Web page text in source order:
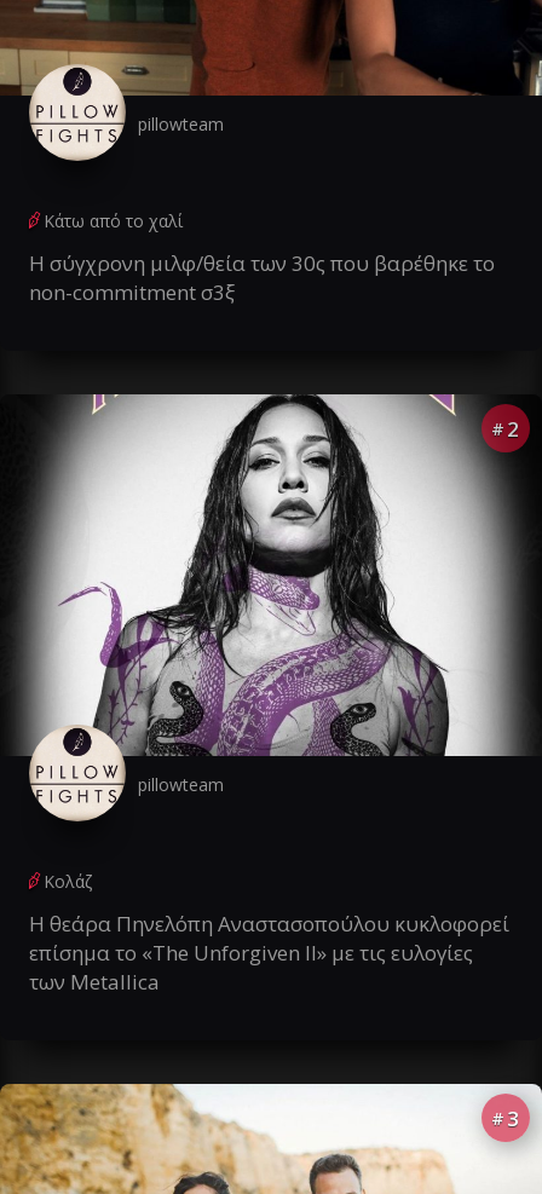
pillowteam
Κάτω από το χαλί
Η σύγχρονη μιλφ/θεία των 30ς που βαρέθηκε το
non-commitment σ3ξ
# 2
pillowteam
Κολάζ
Η θεάρα Πηνελόπη Αναστασοπούλου κυκλοφορεί
επίσημα το «The Unforgiven II» με τις ευλογίες
των Metallica
# 3